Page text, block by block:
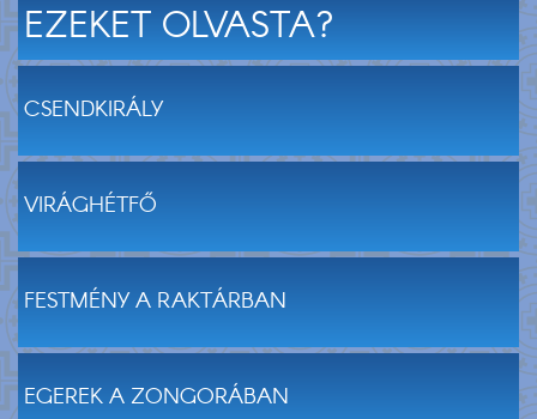
EZEKET OLVASTA?
CSENDKIRÁLY
VIRÁGHÉTFŐ
FESTMÉNY A RAKTÁRBAN
EGEREK A ZONGORÁBAN